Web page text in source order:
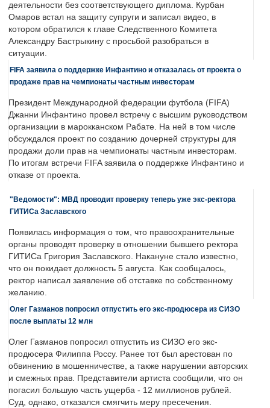
деятельности без соответствующего диплома. Курбан
Омаров встал на защиту супруги и записал видео, в
котором обратился к главе Следственного Комитета
Александру Бастрыкину с просьбой разобраться в
ситуации.
FIFA заявила о поддержке Инфантино и отказалась от проекта о
продаже прав на чемпионаты частным инвесторам
Президент Международной федерации футбола (FIFA)
Джанни Инфантино провел встречу с высшим руководством
организации в марокканском Рабате. На ней в том числе
обсуждался проект по созданию дочерней структуры для
продажи доли прав на чемпионаты частным инвесторам.
По итогам встречи FIFA заявила о поддержке Инфантино и
отказе от проекта.
"Ведомости": МВД проводит проверку теперь уже экс-ректора
ГИТИСа Заславского
Появилась информация о том, что правоохранительные
органы проводят проверку в отношении бывшего ректора
ГИТИСа Григория Заславского. Накануне стало известно,
что он покидает должность 5 августа. Как сообщалось,
ректор написал заявление об отставке по собственному
желанию.
Олег Газманов попросил отпустить его экс-продюсера из СИЗО
после выплаты 12 млн
Олег Газманов попросил отпустить из СИЗО его экс-
продюсера Филиппа Россу. Ранее тот был арестован по
обвинению в мошенничестве, а также нарушении авторских
и смежных прав. Представители артиста сообщили, что он
погасил большую часть ущерба - 12 миллионов рублей.
Суд, однако, отказался смягчить меру пресечения.